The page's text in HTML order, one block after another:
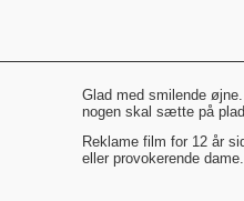
Glad med smilende
nogen skal sætte på
Reklame film for 12 år
eller provokerende dame.